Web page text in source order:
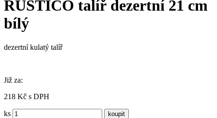
RUSTICO talíř dezertní 21 cm
bílý
dezertní kulatý talíř
Již za:
218 Kč s DPH
ks